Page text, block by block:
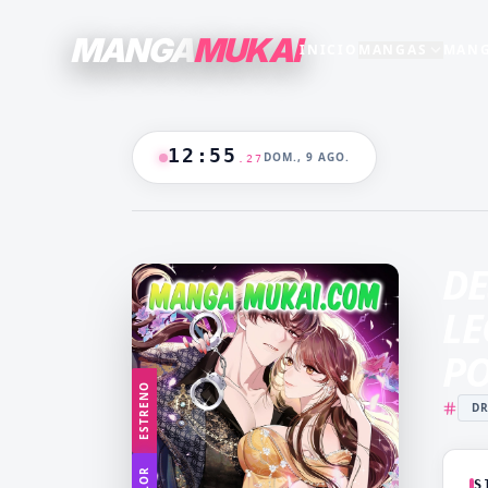
MANGAMUKAIINICIO
TODO EL CATALOGO
BLANCO & NEGRO
CATALOGO
ANIME
FANTASÍA
HENTAI
MADRASTRA
MANGA AKARI
YAKUIN
MANGA
MANGA PARA
ADULTOS
LV99
12 : 55 28 DOM., 9 AGO.
ESTRENO